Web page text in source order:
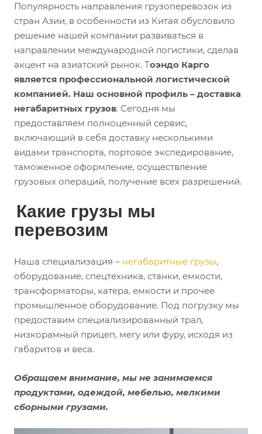
Популярность направления грузоперевозок из
стран Азии, в особенности из Китая обусловило
решение нашей компании развиваться в
направлении международной логистики, сделав
акцент на азиатский рынок. Тоэндо Карго
является профессиональной логистической
компанией. Наш основной профиль – доставка
негабаритных грузов. Сегодня мы
предоставляем полноценный сервис,
включающий в себя доставку несколькими
видами транспорта, портовое экспедирование,
таможенное оформление, осуществление
грузовых операций, получение всех разрешений.
Какие грузы мы
перевозим
Наша специализация – негабаритные грузы,
оборудование, спецтехника, станки, емкости,
трансформаторы, катера, емкости и прочее
промышленное оборудование. Под погрузку мы
предоставим специализированный трал,
низкорамный прицеп, мегу или фуру, исходя из
габаритов и веса.
Обращаем внимание, мы не занимаемся
продуктами, одеждой, мебелью, мелкими
сборными грузами.